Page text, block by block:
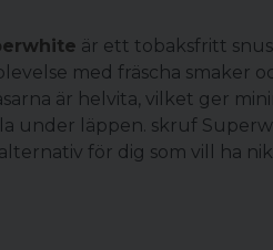
är ett tobaksfritt snus
med fräscha smaker
är helvita, vilket ger
under läppen. skruf
för dig som vill ha